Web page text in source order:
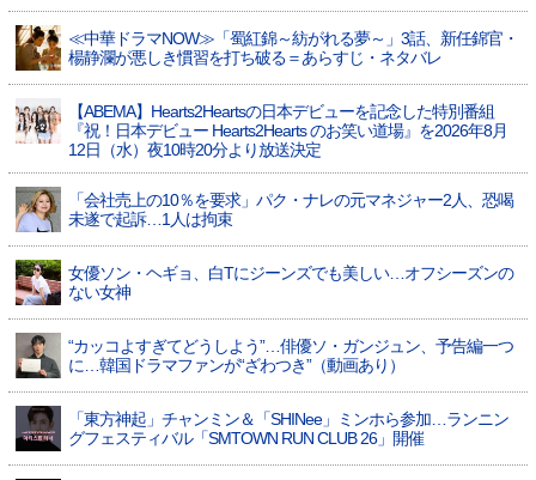
≪中華ドラマNOW≫「蜀紅錦～紡がれる夢～」3話、新任錦官・
楊静瀾が悪しき慣習を打ち破る＝あらすじ・ネタバレ
【ABEMA】Hearts2Heartsの日本デビューを記念した特別番組
『祝！日本デビュー Hearts2Hearts のお笑い道場』を2026年8月
12日（水）夜10時20分より放送決定
「会社売上の10％を要求」パク・ナレの元マネジャー2人、恐喝
未遂で起訴…1人は拘束
女優ソン・ヘギョ、白Tにジーンズでも美しい…オフシーズンの
ない女神
“カッコよすぎてどうしよう”…俳優ソ・ガンジュン、予告編一つ
に…韓国ドラマファンが“ざわつき”（動画あり）
「東方神起」チャンミン＆「SHINee」ミンホら参加…ランニン
グフェスティバル「SMTOWN RUN CLUB 26」開催